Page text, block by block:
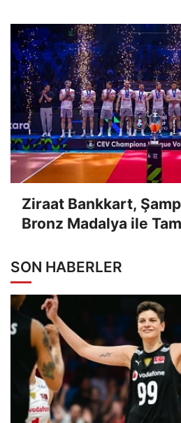
Ziraat Bankkart,
Bronz Madalya ile
SON HABERLER